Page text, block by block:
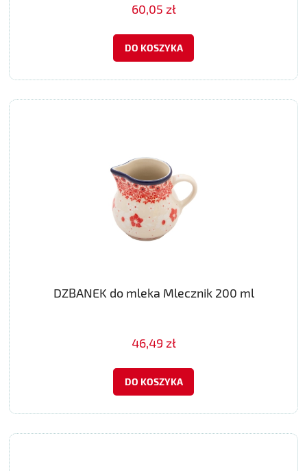
60,05 zł
DO KOSZYKA
DZBANEK do mleka Mlecznik 200 ml
46,49 zł
DO KOSZYKA